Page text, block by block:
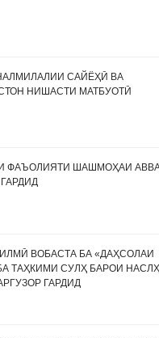
САЙЁҲӢ ВА
НИШАСТИ МАТБУОТӢ
ФАЪОЛИЯТИ ШАШМОҲАИ
ВОБАСТА БА «ДАҲСОЛАИ
ТАҲКИМИ СУЛҲ БАРОИ
ГАРДИД